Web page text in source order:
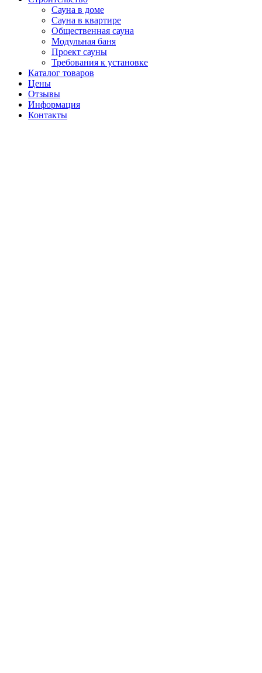
Сауна в доме
Сауна в квартире
Общественная сауна
Модульная баня
Проект сауны
Требования к установке
Каталог товаров
Цены
Отзывы
Информация
Контакты